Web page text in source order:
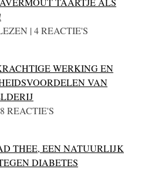
| 4 REACTIE'S
WERKING EN
VAN
REACTIE'S
THEE, EEN NATUURLIJK
DIABETES